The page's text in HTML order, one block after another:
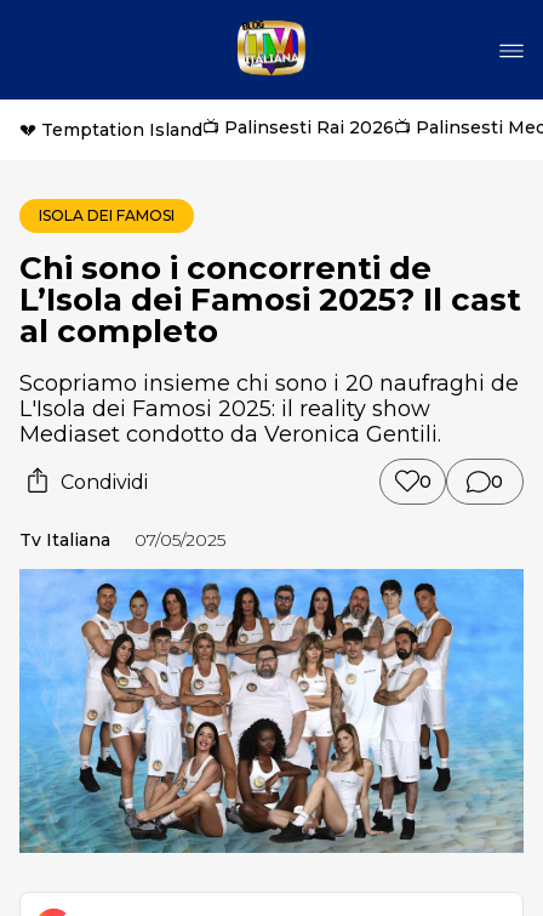
💔 Temptation Island📺 Palinsesti Rai 2026📺 Palinsesti
ISOLA DEI FAMOSI
Chi sono i concorrenti de
L’Isola dei Famosi 2025? Il cast
al completo
Scopriamo insieme chi sono i 20 naufraghi de
L'Isola dei Famosi 2025: il reality show
Mediaset condotto da Veronica Gentili.
Condividi 0 0
Tv Italiana 07/05/2025